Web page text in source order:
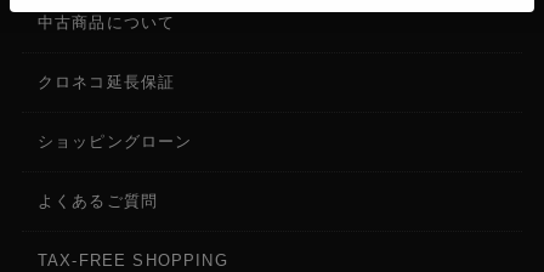
中古商品について
クロネコ延長保証
ショッピングローン
よくあるご質問
TAX-FREE SHOPPING